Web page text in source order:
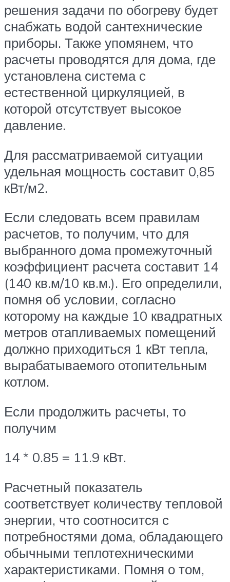
решения задачи по обогреву будет
снабжать водой сантехнические
приборы. Также упомянем, что
расчеты проводятся для дома, где
установлена система с
естественной циркуляцией, в
которой отсутствует высокое
давление.
Для рассматриваемой ситуации
удельная мощность составит 0,85
кВт/м2.
Если следовать всем правилам
расчетов, то получим, что для
выбранного дома промежуточный
коэффициент расчета составит 14
(140 кв.м/10 кв.м.). Его определили,
помня об условии, согласно
которому на каждые 10 квадратных
метров отапливаемых помещений
должно приходиться 1 кВт тепла,
вырабатываемого отопительным
котлом.
Если продолжить расчеты, то
получим
14 * 0.85 = 11.9 кВт.
Расчетный показатель
соответствует количеству тепловой
энергии, что соотносится с
потребностями дома, обладающего
обычными теплотехническими
характеристиками. Помня о том,